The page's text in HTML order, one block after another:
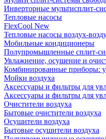
Инверторные мультисплит-
Тепловые насосы
FlexCool New
Тепловые насосы воздух-
Мобильные кондиционеры
Полупромышленные сплит-
Увлажнение, осушение и
Комбинированные приборы:
Мойки воздуха
Аксессуары и фильтры для
Аксессуары и фильтры для
Очистители воздуха
Бытовые очистители воздуха
Осушители воздуха
Бытовые осушители воздуха